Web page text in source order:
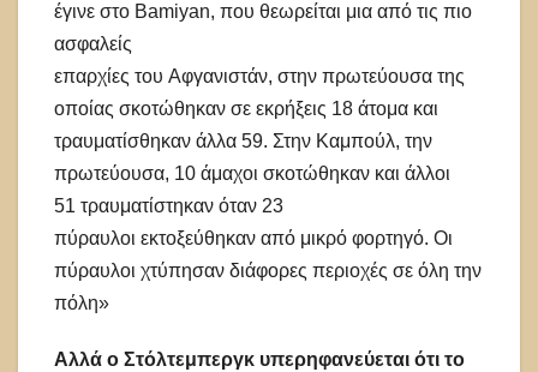
έγινε στο Bamiyan, που θεωρείται μια από τις πιο
ασφαλείς
επαρχίες του Αφγανιστάν, στην πρωτεύουσα της
οποίας σκοτώθηκαν σε εκρήξεις 18 άτομα και
τραυματίσθηκαν άλλα 59. Στην Καμπούλ, την
πρωτεύουσα, 10 άμαχοι σκοτώθηκαν και άλλοι
51 τραυματίστηκαν όταν 23
πύραυλοι εκτοξεύθηκαν από μικρό φορτηγό. Οι
πύραυλοι χτύπησαν διάφορες περιοχές σε όλη την
πόλη»
Αλλά ο Στόλτεμπεργκ υπερηφανεύεται ότι το